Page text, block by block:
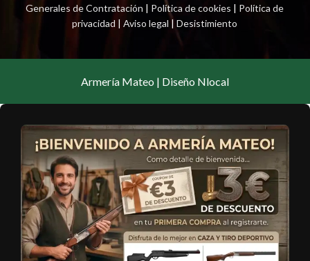
Generales de Contratación | Política de cookies | Política de
privacidad |Aviso legal |Desistimiento
Armería Mateo | Diseño Nlocal